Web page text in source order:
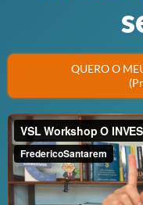
QUERO O